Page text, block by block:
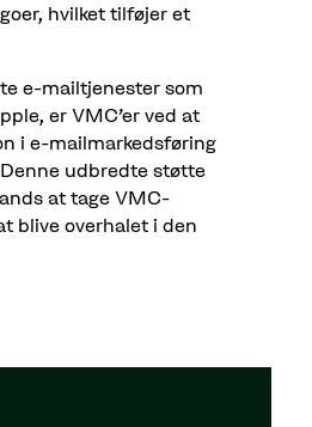
hvilket tilføjer et
e-mailtjenester som
er VMC'er ved at
i e-mailmarkedsføring
udbredte støtte
at tage VMC-
blive overhalet i den